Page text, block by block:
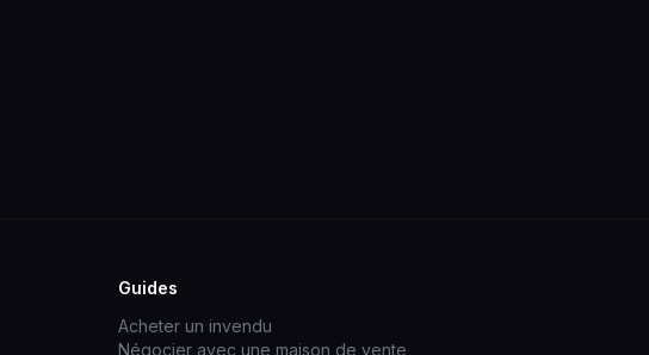
Guides
Acheter un invendu
Négocier avec une maison de vente